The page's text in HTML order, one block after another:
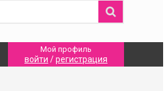
Мой профиль
войти /регистрация